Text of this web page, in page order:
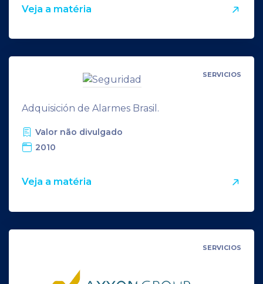
Veja a matéria
SERVICIOS
Adquisición de Alarmes Brasil.
Valor não divulgado
2010
Veja a matéria
SERVICIOS